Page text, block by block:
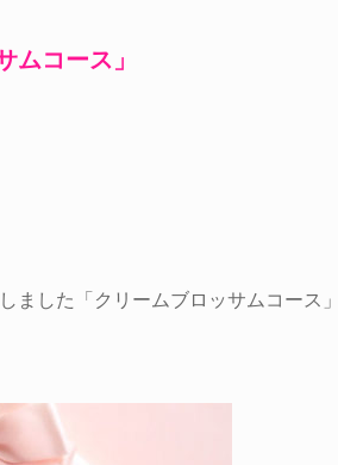
コース」
ました「クリームブロッサムコース